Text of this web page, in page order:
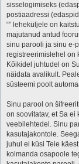
sisselogimiseks
postiaadressi
“” leheküljele on
majutanud antud
sinu parooli ja sinu e-
registreerimislehel on
Kõikidel juhtudel on
näidata avalikult.
süsteemi poolt
Sinu parool on
on soovitatav, et Sa
veebilehtedel. Sinu
kasutajakontole.
juhul ei küsi Teie
kolmanda osapoole